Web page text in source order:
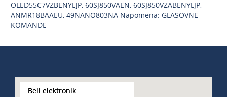
OLED55C7VZBENYLJP, 60SJ850VAEN, 60SJ850VZABENYLJP,
ANMR18BAAEU, 49NANO803NA Napomena: GLASOVNE
KOMANDE
Beli elektronik